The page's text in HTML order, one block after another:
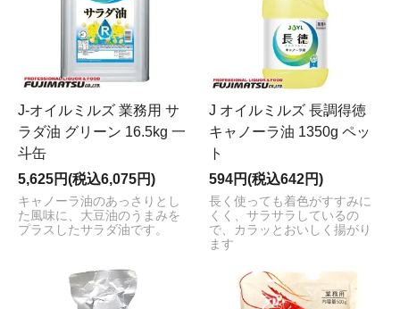
J-オイルミルズ 業務用 サ
ラダ油 グリーン 16.5kg 一
斗缶
5,625円(税込6,075円)
キャノーラ油のあっさりとし
た風味に、大豆油のうまみを
プラスしたサラダ油です。
J オイルミルズ 長調得徳
キャノーラ油 1350g ペッ
ト
594円(税込642円)
長く使っても着色がすすみに
くく、サラサラしているの
で、カラッとおいしく揚がり
ます